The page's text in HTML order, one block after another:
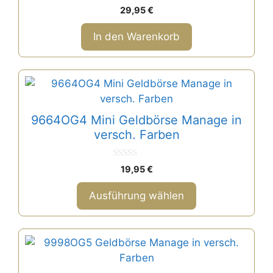
o
n
5
29,95€
In den Warenkorb
9664OG4 Mini Geldbörse Manage in
versch. Farben
o
n
5
19,95€
Ausführung wählen
Dieses
weist
mehrere
auf
der
Produktseite
Dieses